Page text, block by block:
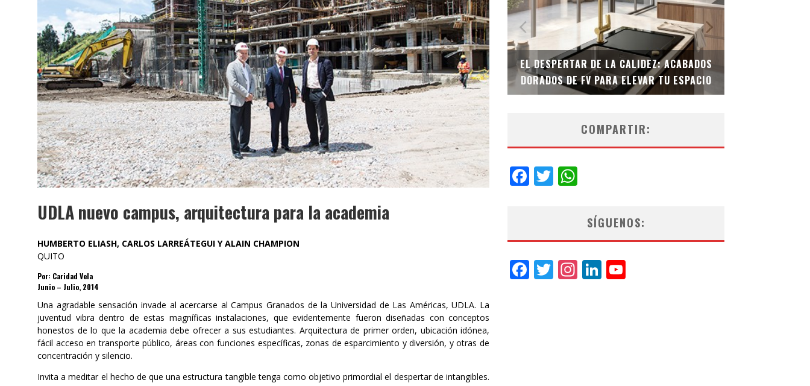
UDLA nuevo campus, arquitectura para la academia
HUMBERTO ELIASH, CARLOS LARREÁTEGUI Y ALAIN CHAMPION
QUITO
Por: Caridad Vela
Junio – Julio, 2014
Una agradable sensación invade al acercarse al Campus Granados de la Universidad de Las Américas, UDLA. La
juventud vibra dentro de estas magníficas instalaciones, que evidentemente fueron diseñadas con conceptos
honestos de lo que la academia debe ofrecer a sus estudiantes. Arquitectura de primer orden, ubicación idónea,
fácil acceso en transporte público, áreas con funciones específicas, zonas de esparcimiento y diversión, y otras de
concentración y silencio.
Invita a meditar el hecho de que una estructura tangible tenga como objetivo primordial el despertar de intangibles.
SAINT-GOBAIN IMPTEK – XI CONVENCIÓN
INTERNACIONAL
EL DESPERTAR DE LA CALIDEZ: ACABADOS
DORADOS DE FV PARA ELEVAR TU ESPACIO
COMPARTIR:
Facebook
Twitter
SÍGUENOS:
Facebook
Twitter
Instagram
LinkedIn